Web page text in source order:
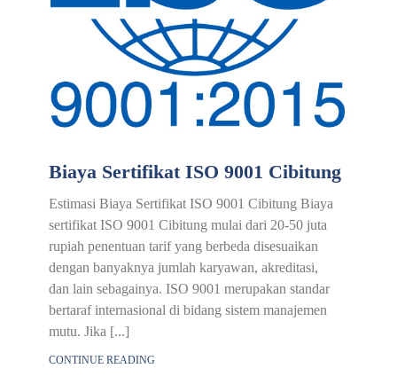
Biaya Sertifikat ISO 9001 Cibitung
Estimasi Biaya Sertifikat ISO 9001 Cibitung Biaya
sertifikat ISO 9001 Cibitung mulai dari 20-50 juta
rupiah penentuan tarif yang berbeda disesuaikan
dengan banyaknya jumlah karyawan, akreditasi,
dan lain sebagainya. ISO 9001 merupakan standar
bertaraf internasional di bidang sistem manajemen
mutu. Jika [...]
CONTINUE READING